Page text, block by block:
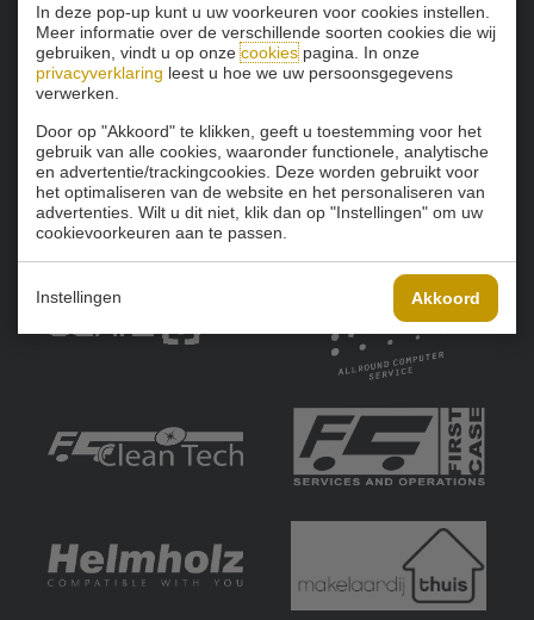
In deze pop-up kunt u uw voorkeuren voor cookies instellen.
Meer informatie over de verschillende soorten cookies die wij
gebruiken, vindt u op onzecookiespagina. In onze
privacyverklaring leest u hoe we uw persoonsgegevens
verwerken.
Door op "Akkoord" te klikken, geeft u toestemming voor het
gebruik van alle cookies, waaronder functionele, analytische
en advertentie/trackingcookies. Deze worden gebruikt voor
het optimaliseren van de website en het personaliseren van
advertenties. Wilt u dit niet, klik dan op "Instellingen" om uw
cookievoorkeuren aan te passen.
Instellingen Akkoord
Onze sponsoren: